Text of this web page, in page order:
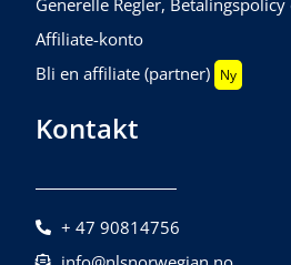
Affiliate-konto
Bli en affiliate (partner) Ny
Kontakt
+ 47 90814756